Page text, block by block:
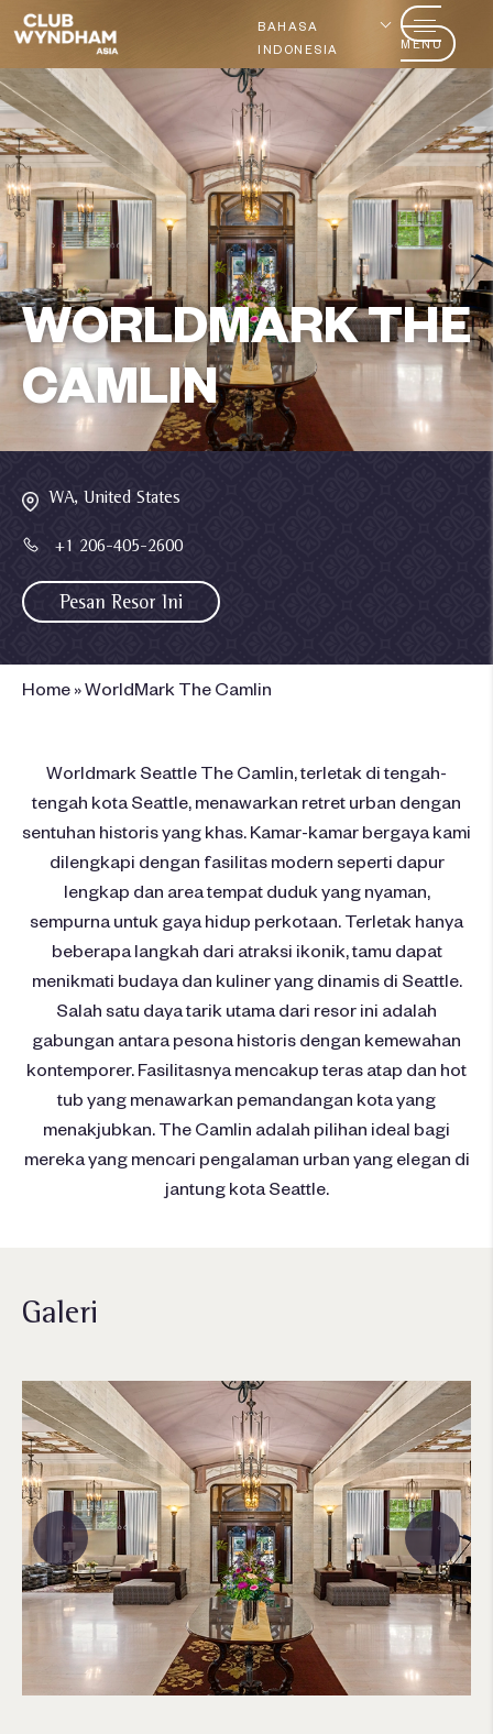
BAHASA
INDONESIA
MENU
WORLDMARK THE
CAMLIN
WA, United States
+1 206-405-2600
Pesan Resor Ini
Home »WorldMark The Camlin
Worldmark Seattle The Camlin, terletak di tengah-
tengah kota Seattle, menawarkan retret urban dengan
sentuhan historis yang khas. Kamar-kamar bergaya kami
dilengkapi dengan fasilitas modern seperti dapur
lengkap dan area tempat duduk yang nyaman,
sempurna untuk gaya hidup perkotaan. Terletak hanya
beberapa langkah dari atraksi ikonik, tamu dapat
menikmati budaya dan kuliner yang dinamis di Seattle.
Salah satu daya tarik utama dari resor ini adalah
gabungan antara pesona historis dengan kemewahan
kontemporer. Fasilitasnya mencakup teras atap dan hot
tub yang menawarkan pemandangan kota yang
menakjubkan. The Camlin adalah pilihan ideal bagi
mereka yang mencari pengalaman urban yang elegan di
jantung kota Seattle.
Galeri